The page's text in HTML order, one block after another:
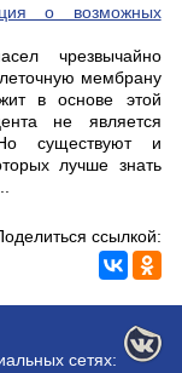
о возможных
чрезвычайно
мембрану
в основе этой
не является
существуют и
лучше знать
ссылкой:
сетях: